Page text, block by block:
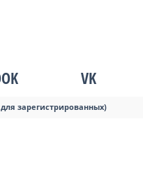
VK
зарегистрированных)